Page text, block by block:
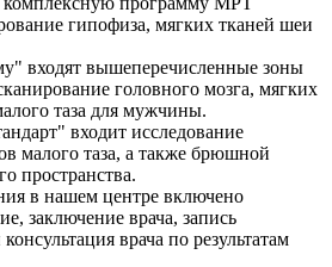
гипофиза, мягких тканей шеи
входят вышеперечисленные зоны
головного мозга, мягких
таза для мужчины.
входит исследование
малого таза, а также брюшной
пространства.
в нашем центре включено
заключение врача, запись
врача по результатам